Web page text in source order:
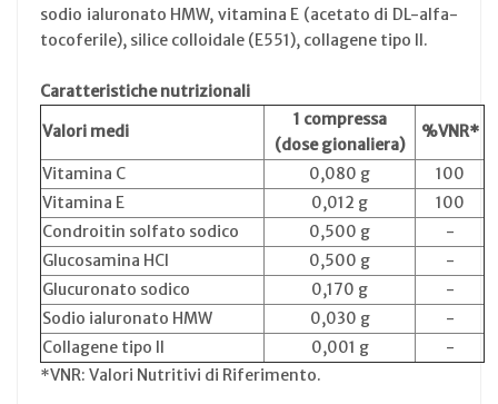
sodio ialuronato HMW, vitamina E (acetato di DL-alfa-
tocoferile), silice colloidale (E551), collagene tipo II.
Caratteristiche nutrizionali
Valori medi
1 compressa
(dose gionaliera)
%VNR*
Vitamina C 0,080 g
100
Vitamina E
0,012 g
100
Condroitin solfato sodico
0,500 g
-
Glucosamina HCl
0,500 g
-
Glucuronato sodico
0,170 g
-
Sodio ialuronato HMW
0,030 g
-
Collagene tipo II
0,001 g
-
*VNR: Valori Nutritivi di Riferimento.